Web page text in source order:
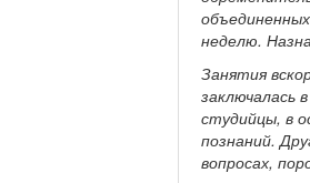
неделю.
Занятия
заключалась
студийцы, в
познаний.
вопросах,